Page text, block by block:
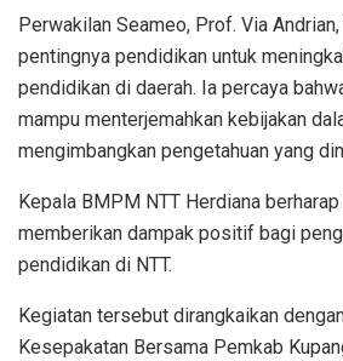
Perwakilan Seameo, Prof. Via
pentingnya pendidikan untuk
pendidikan di daerah. Ia percaya
mampu menterjemahkan kebijakan
mengimbangkan pengetahuan yang
Kepala BMPM NTT Herdiana
memberikan dampak positif bagi
pendidikan di NTT.
Kegiatan tersebut dirangkaikan
Kesepakatan Bersama Pemkab